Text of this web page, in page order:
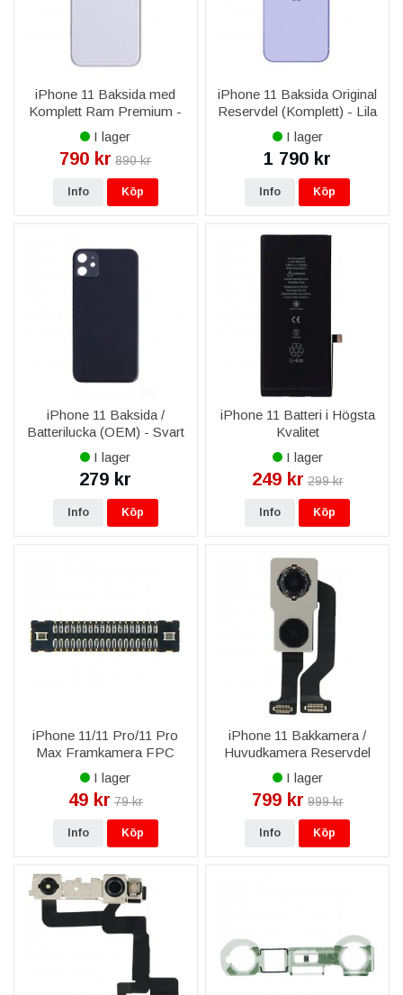
iPhone 11 Baksida med
Komplett Ram Premium -
Lila
I lager
790 kr 890 kr
Info Köp
iPhone 11 Baksida Original
Reservdel (Komplett) - Lila
I lager
1 790 kr
Info Köp
iPhone 11 Baksida /
Batterilucka (OEM) - Svart
I lager
279 kr
Info Köp
iPhone 11 Batteri i Högsta
Kvalitet
I lager
249 kr 299 kr
Info Köp
iPhone 11/11 Pro/11 Pro
Max Framkamera FPC
I lager
49 kr 79 kr
Info Köp
iPhone 11 Bakkamera /
Huvudkamera Reservdel
I lager
799 kr 999 kr
Info Köp